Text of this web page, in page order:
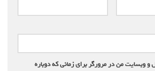
و وبسایت من در مرورگر برای زمانی که دوباره